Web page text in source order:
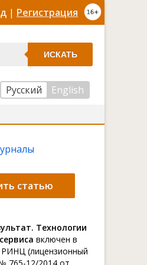
| Регистрация
ИСКАТЬ
Русский
English
статью
Технологии
включен в
РИНЦ (лицензионный